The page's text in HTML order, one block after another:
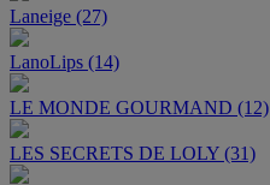
Laneige (27)
LanoLips (14)
LE MONDE GOURMAND (12)
LES SECRETS DE LOLY (31)